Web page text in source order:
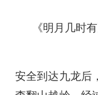
《明月几时
安全到达九龙后